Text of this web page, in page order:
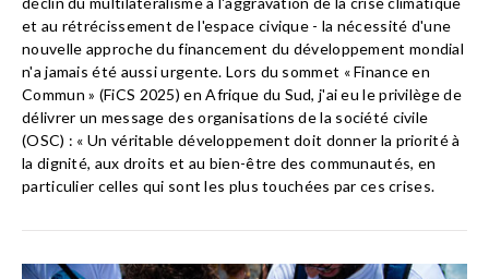
et au rétrécissement de l'espace civique - la nécessité d'une
nouvelle approche du financement du développement mondial
n'a jamais été aussi urgente. Lors du sommet « Finance en
Commun » (FiCS 2025) en Afrique du Sud, j'ai eu le privilège de
délivrer un message des organisations de la société civile
(OSC) : « Un véritable développement doit donner la priorité à
la dignité, aux droits et au bien-être des communautés, en
particulier celles qui sont les plus touchées par ces crises.